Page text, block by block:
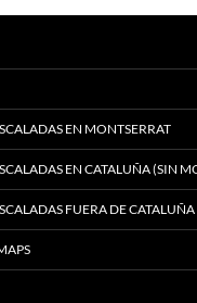
EN MONTSERRAT
EN CATALUÑA (SIN
FUERA DE CATALUÑA